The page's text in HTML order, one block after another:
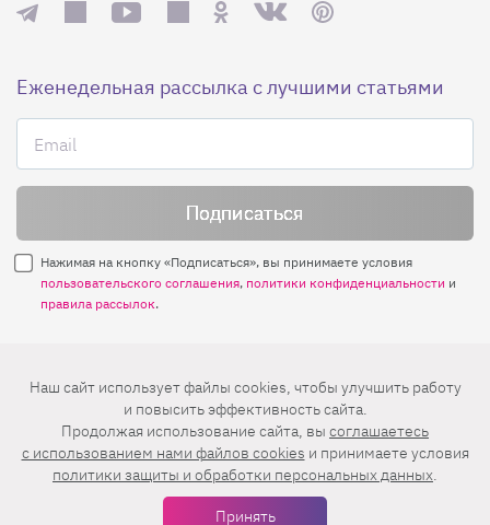
Еженедельная рассылка с лучшими статьями
Нажимая на кнопку «Подписаться», вы принимаете условия
пользовательского соглашения, политики конфиденциальности и
правила рассылок.
Нашли ошибку? Выделите ее и нажмите
Ctrl+Enter
© 2026 АО «БКМ», ОГРН 1027739494584, ИНН 7705056238
127018, Москва, ул. Полковая, д. 3, стр. 4, помещение I, комн. 23
16+
Дизайн сайта —Студия Евгения и Ольги Апрель
Иконки в меню —
Наш сайт использует файлы cookies, чтобы улучшить работу
и повысить эффективность сайта.
Продолжая использование сайта, вы соглашаетесь
c использованием нами файлов cookies и принимаете условия
политики защиты и обработки персональных данных.
Принять